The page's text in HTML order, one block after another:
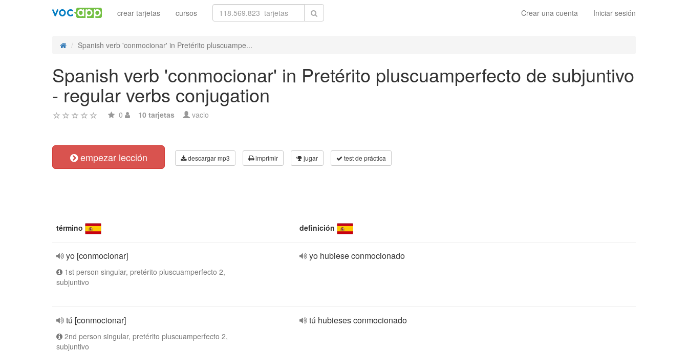
Crear una cuenta Iniciar sesión
crear tarjetas cursos
Spanish verb 'conmocionar' in Pretérito pluscuampe...
Spanish verb 'conmocionar' in Pretérito pluscuamperfecto de subjuntivo
- regular verbs conjugation
0 10 tarjetas vacio
empezar lección descargar mp3 imprimir jugar test de práctica
término definición
yo [conmocionar]
1st person singular, pretérito pluscuamperfecto 2,
subjuntivo
yo hubiese conmocionado
tú [conmocionar]
2nd person singular, pretérito pluscuamperfecto 2,
subjuntivo
tú hubieses conmocionado